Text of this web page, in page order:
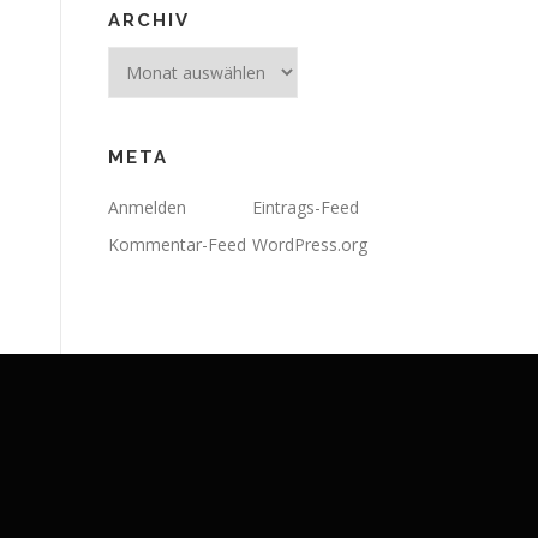
ARCHIV
META
Anmelden
Eintrags-Feed
Kommentar-Feed WordPress.org